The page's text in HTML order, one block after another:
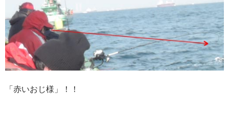
「赤いおじ様」！！